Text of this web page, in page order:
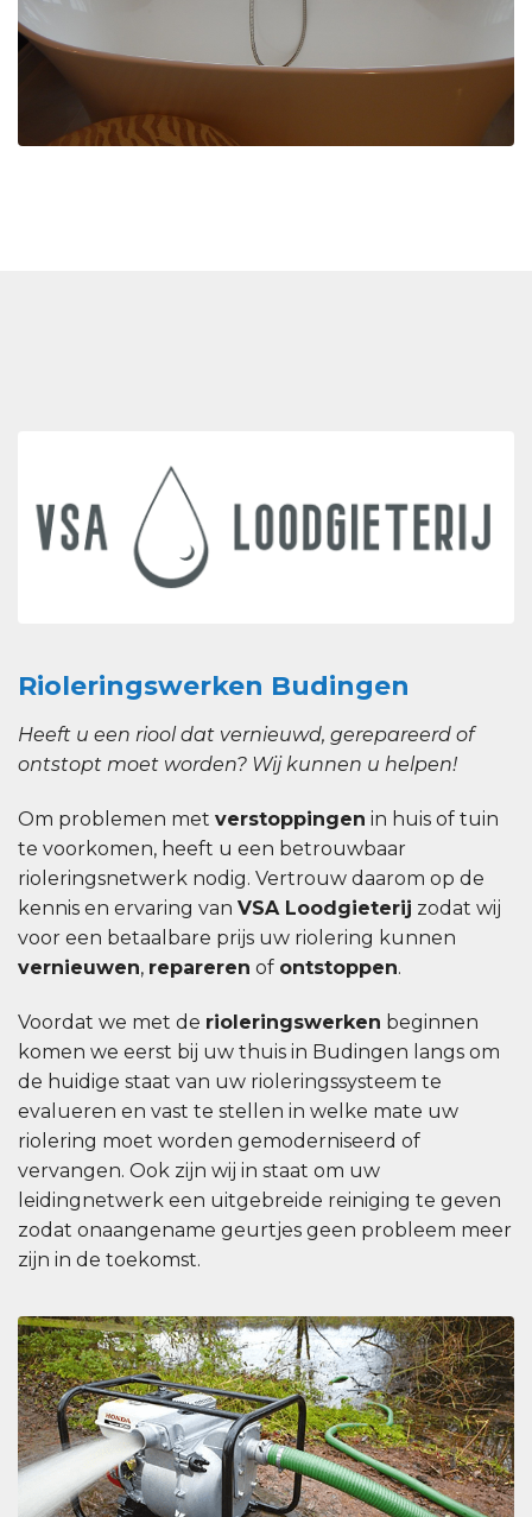
Rioleringswerken Budingen
Heeft u een riool dat vernieuwd, gerepareerd of
ontstopt moet worden? Wij kunnen u helpen!
Om problemen met verstoppingen in huis of tuin
te voorkomen, heeft u een betrouwbaar
rioleringsnetwerk nodig. Vertrouw daarom op de
kennis en ervaring van VSA Loodgieterij zodat wij
voor een betaalbare prijs uw riolering kunnen
vernieuwen, repareren of ontstoppen.
Voordat we met de rioleringswerken beginnen
komen we eerst bij uw thuis in Budingen langs om
de huidige staat van uw rioleringssysteem te
evalueren en vast te stellen in welke mate uw
riolering moet worden gemoderniseerd of
vervangen. Ook zijn wij in staat om uw
leidingnetwerk een uitgebreide reiniging te geven
zodat onaangename geurtjes geen probleem meer
zijn in de toekomst.